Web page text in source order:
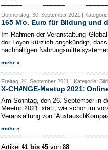
Donnerstag, 30. September 2021 |
165 Mio. Euro für Bildung und
Im Rahmen der Veranstaltung
der Leyen kürzlich angekündigt,
nachhaltigen
mehr »
Freitag, 24. September 2021 | Kategorie:
X-CHANGE-Meetup 2021:
Am Sonntag, den 26. September in
Meetup 2021’ statt, wie schon im
Veranstaltung von
mehr »
Artikel 41 bis 45von 88